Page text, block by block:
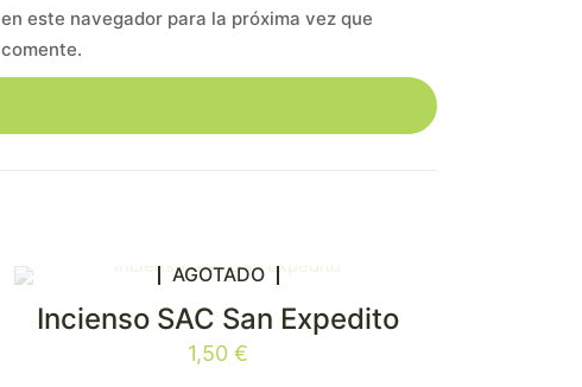
en este navegador para la próxima vez que
comente.
AGOTADO
Incienso SAC San Expedito
1,50€